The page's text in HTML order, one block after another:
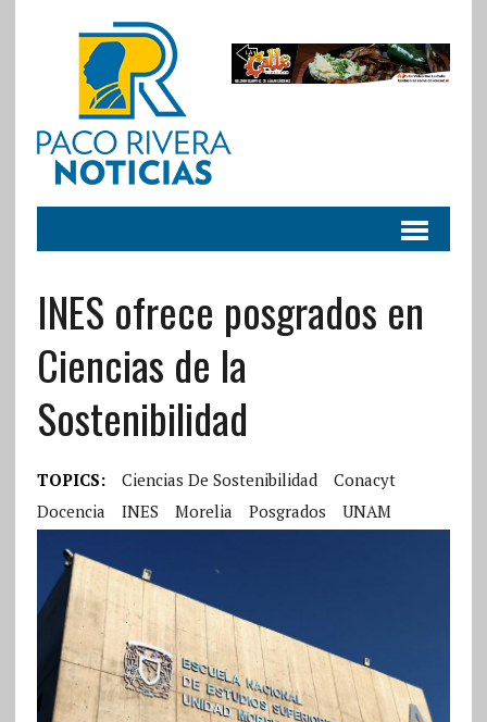
INES ofrece posgrados en
Ciencias de la
Sostenibilidad
TOPICS: Ciencias De Sostenibilidad
Conacyt
Docencia
INES Morelia Posgrados UNAM